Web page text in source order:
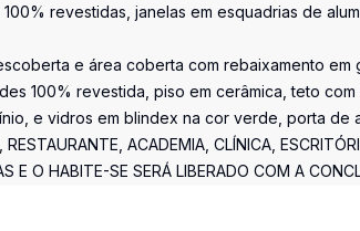
revestidas, janelas em esquadrias de
e área coberta com rebaixamento em
100% revestida, piso em cerâmica, teto
e vidros em blindex na cor verde, porta de
ACADEMIA, CLÍNICA,
E O HABITE-SE SERÁ LIBERADO COM A